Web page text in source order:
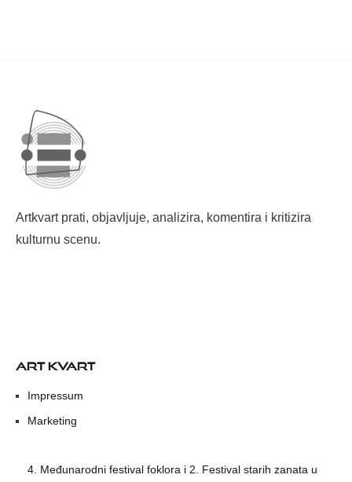
Artkvart prati, objavljuje, analizira, komentira i kritizira
kulturnu scenu.
ART KVART
Impressum
Marketing
4. Međunarodni festival foklora i 2. Festival starih zanata u